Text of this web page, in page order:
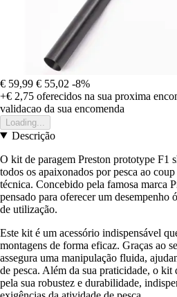
€ 59,99 € 55,02 -8%
+€ 2,75 oferecidos na sua proxima
validacao da sua encomenda
Loading...
Descrição
O kit de paragem Preston prototype F1
todos os apaixonados por pesca ao
técnica. Concebido pela famosa marca
pensado para oferecer um desempenho
de utilização.
Este kit é um acessório indispensável
montagens de forma eficaz. Graças ao
assegura uma manipulação fluida,
de pesca. Além da sua praticidade, o kit
pela sua robustez e durabilidade,